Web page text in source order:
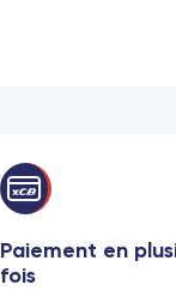
Paiement en
fois